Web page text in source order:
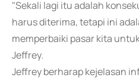
"Sekali lagi itu adalah
harus diterima, tetapi ini
memperbaiki pasar kita
Jeffrey.
Jeffrey berharap kejelasan